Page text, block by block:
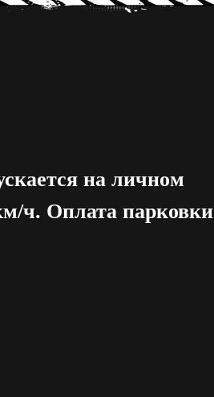
на личном
ч. Оплата парковки